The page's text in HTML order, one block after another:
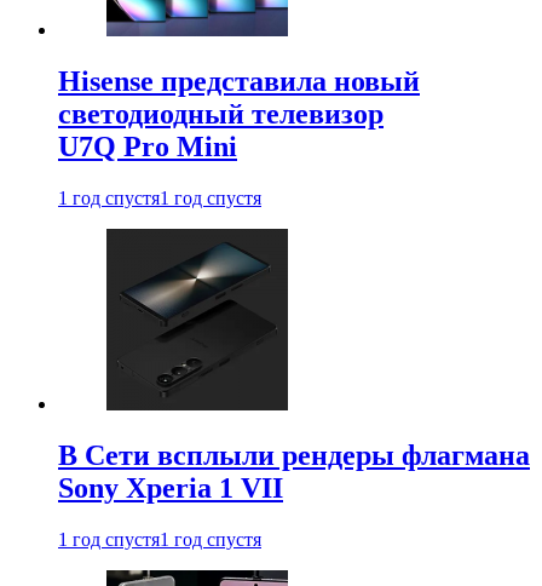
Hisense представила новый
светодиодный телевизор
U7Q Pro Mini
1 год спустя1 год спустя
В Сети всплыли рендеры флагмана
Sony Xperia 1 VII
1 год спустя1 год спустя